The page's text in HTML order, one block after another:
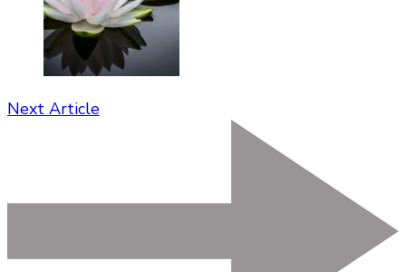
Next Article